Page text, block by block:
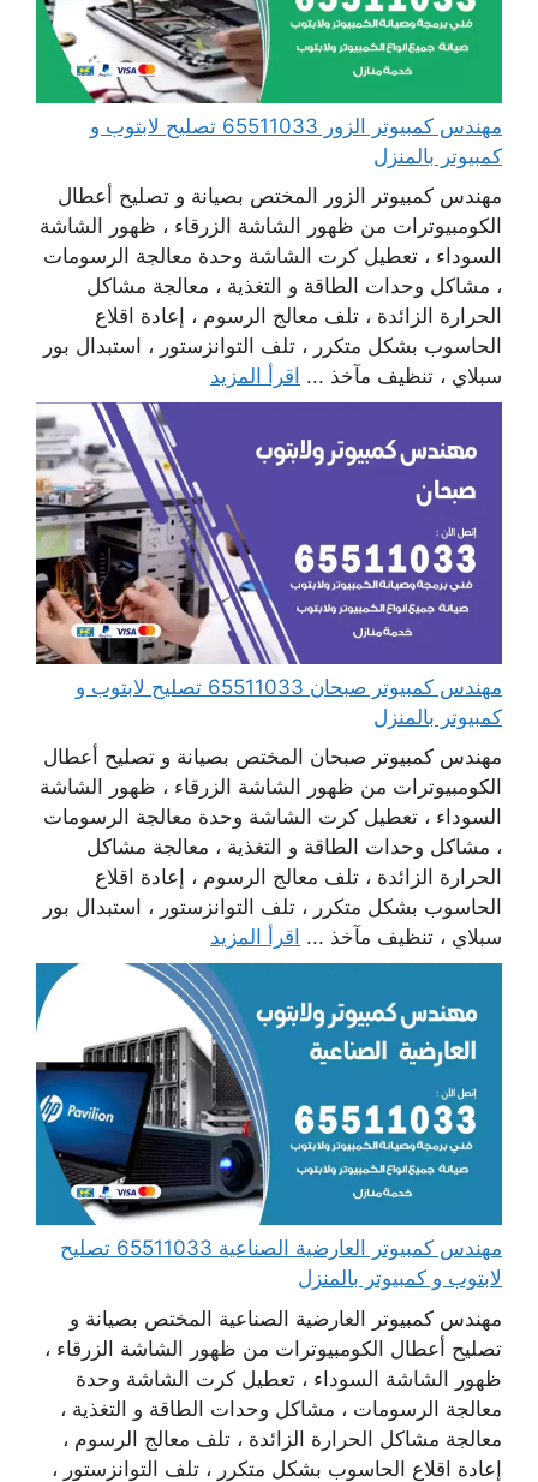
مهندس كمبيوتر الزور 65511033 تصليح لابتوب و
كمبيوتر بالمنزل
مهندس كمبيوتر الزور المختص بصيانة و تصليح أعطال
الكومبيوترات من ظهور الشاشة الزرقاء ، ظهور الشاشة
السوداء ، تعطيل كرت الشاشة وحدة معالجة الرسومات
، مشاكل وحدات الطاقة و التغذية ، معالجة مشاكل
الحرارة الزائدة ، تلف معالج الرسوم ، إعادة اقلاع
الحاسوب بشكل متكرر ، تلف التوانزستور ، استبدال بور
سبلاي ، تنظيف مآخذ ... اقرأ المزيد
مهندس كمبيوتر صبحان 65511033 تصليح لابتوب و
كمبيوتر بالمنزل
مهندس كمبيوتر صبحان المختص بصيانة و تصليح أعطال
الكومبيوترات من ظهور الشاشة الزرقاء ، ظهور الشاشة
السوداء ، تعطيل كرت الشاشة وحدة معالجة الرسومات
، مشاكل وحدات الطاقة و التغذية ، معالجة مشاكل
الحرارة الزائدة ، تلف معالج الرسوم ، إعادة اقلاع
الحاسوب بشكل متكرر ، تلف التوانزستور ، استبدال بور
سبلاي ، تنظيف مآخذ ... اقرأ المزيد
مهندس كمبيوتر العارضية الصناعية 65511033 تصليح
لابتوب و كمبيوتر بالمنزل
مهندس كمبيوتر العارضية الصناعية المختص بصيانة و
تصليح أعطال الكومبيوترات من ظهور الشاشة الزرقاء ،
ظهور الشاشة السوداء ، تعطيل كرت الشاشة وحدة
معالجة الرسومات ، مشاكل وحدات الطاقة و التغذية ،
معالجة مشاكل الحرارة الزائدة ، تلف معالج الرسوم ،
إعادة اقلاع الحاسوب بشكل متكرر ، تلف التوانزستور ،